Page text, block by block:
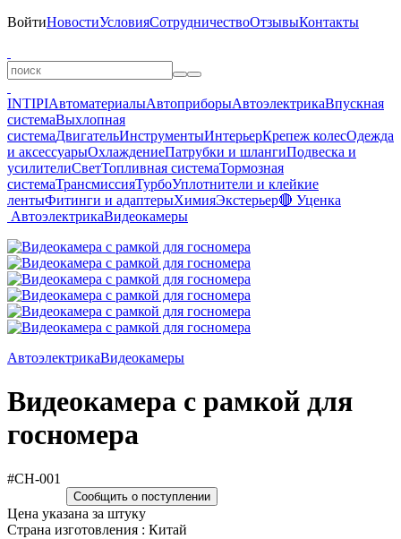
ВойтиНовостиУсловияСотрудничествоОтзывыКонтакты
INTIPIАвтоматериалыАвтоприборыАвтоэлектрикаВпускная
системаВыхлопная
системаДвигательИнструментыИнтерьерКрепеж колесОдежда
и аксессуарыОхлаждениеПатрубки и шлангиПодвеска и
усилителиСветТопливная системаТормозная
системаТрансмиссияТурбоУплотнители и клейкие
лентыФитинги и адаптерыХимияЭкстерьер🔴 Уценка
АвтоэлектрикаВидеокамеры
АвтоэлектрикаВидеокамеры
Видеокамера с рамкой для
госномера
#CH-001
Сообщить о поступлении
Цена указана за штуку
Страна изготовления : Китай